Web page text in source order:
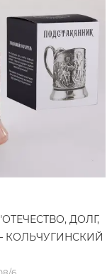
ДОЛГ,
КОЛЬЧУГИНСКИЙ